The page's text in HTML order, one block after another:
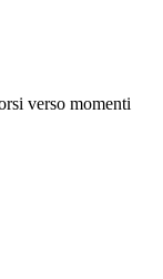
verso momenti